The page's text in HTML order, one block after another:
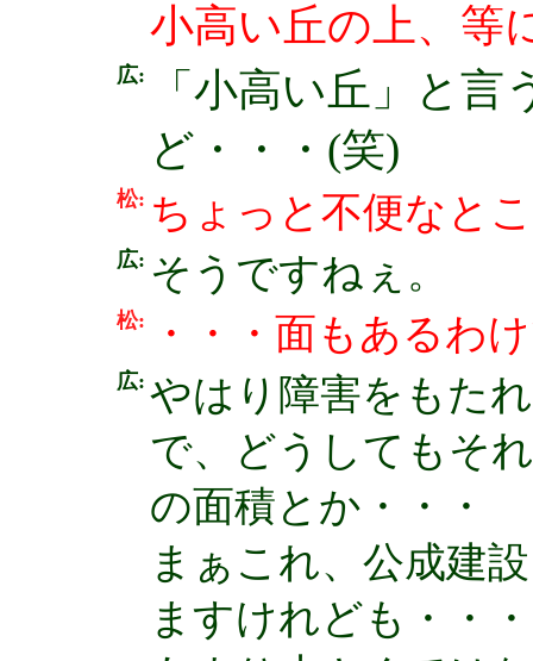
小高い丘の上、等
広:
「小高い丘」と
ど・・・(笑)
松: ちょっと不便なと
広: そうですねぇ。
松: ・・・面もあるわ
広: やはり障害をもた
で、どうしてもそ
の面積とか・・・
まぁこれ、公成建
ますけれども・・・